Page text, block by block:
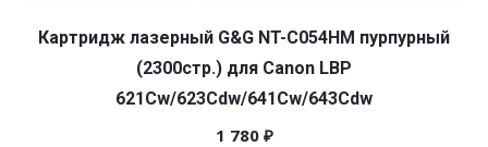
Картридж лазерный G&G NT-C054HM пурпурный
(2300стр.) для Canon LBP
621Cw/623Cdw/641Cw/643Cdw
1 780 ₽